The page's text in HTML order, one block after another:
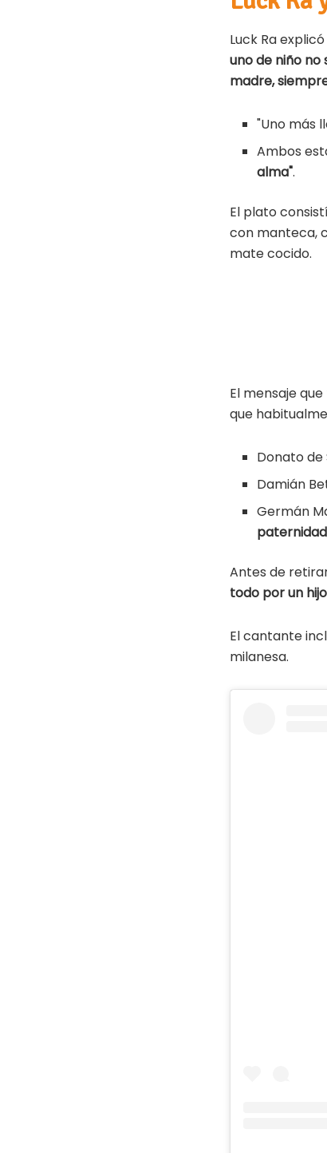
Luck Ra
uno de niño
madre,
"Uno más
Ambos
alma".
El plato
con manteca,
mate cocido.
El mensaje
que
Donato
Damián
Germán
Antes de
todo por un
El cantante
milanesa.